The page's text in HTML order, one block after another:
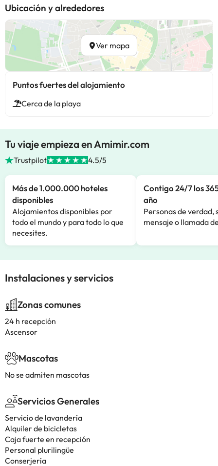
Ubicación y alrededores
Ver mapa
Puntos fuertes del alojamiento
Cerca de la playa
Tu viaje empieza en Amimir.com
Trustpilot 4.5/5
Más de 1.000.000 hoteles
disponibles
Alojamientos disponibles por
todo el mundo y para todo lo que
necesites.
Contigo 24/7 los
año
Personas de verdad,
mensaje o llamada
Instalaciones y servicios
Zonas comunes
24 h recepción
Ascensor
Mascotas
No se admiten mascotas
Servicios Generales
Servicio de lavandería
Alquiler de bicicletas
Caja fuerte en recepción
Personal plurilingüe
Conserjería